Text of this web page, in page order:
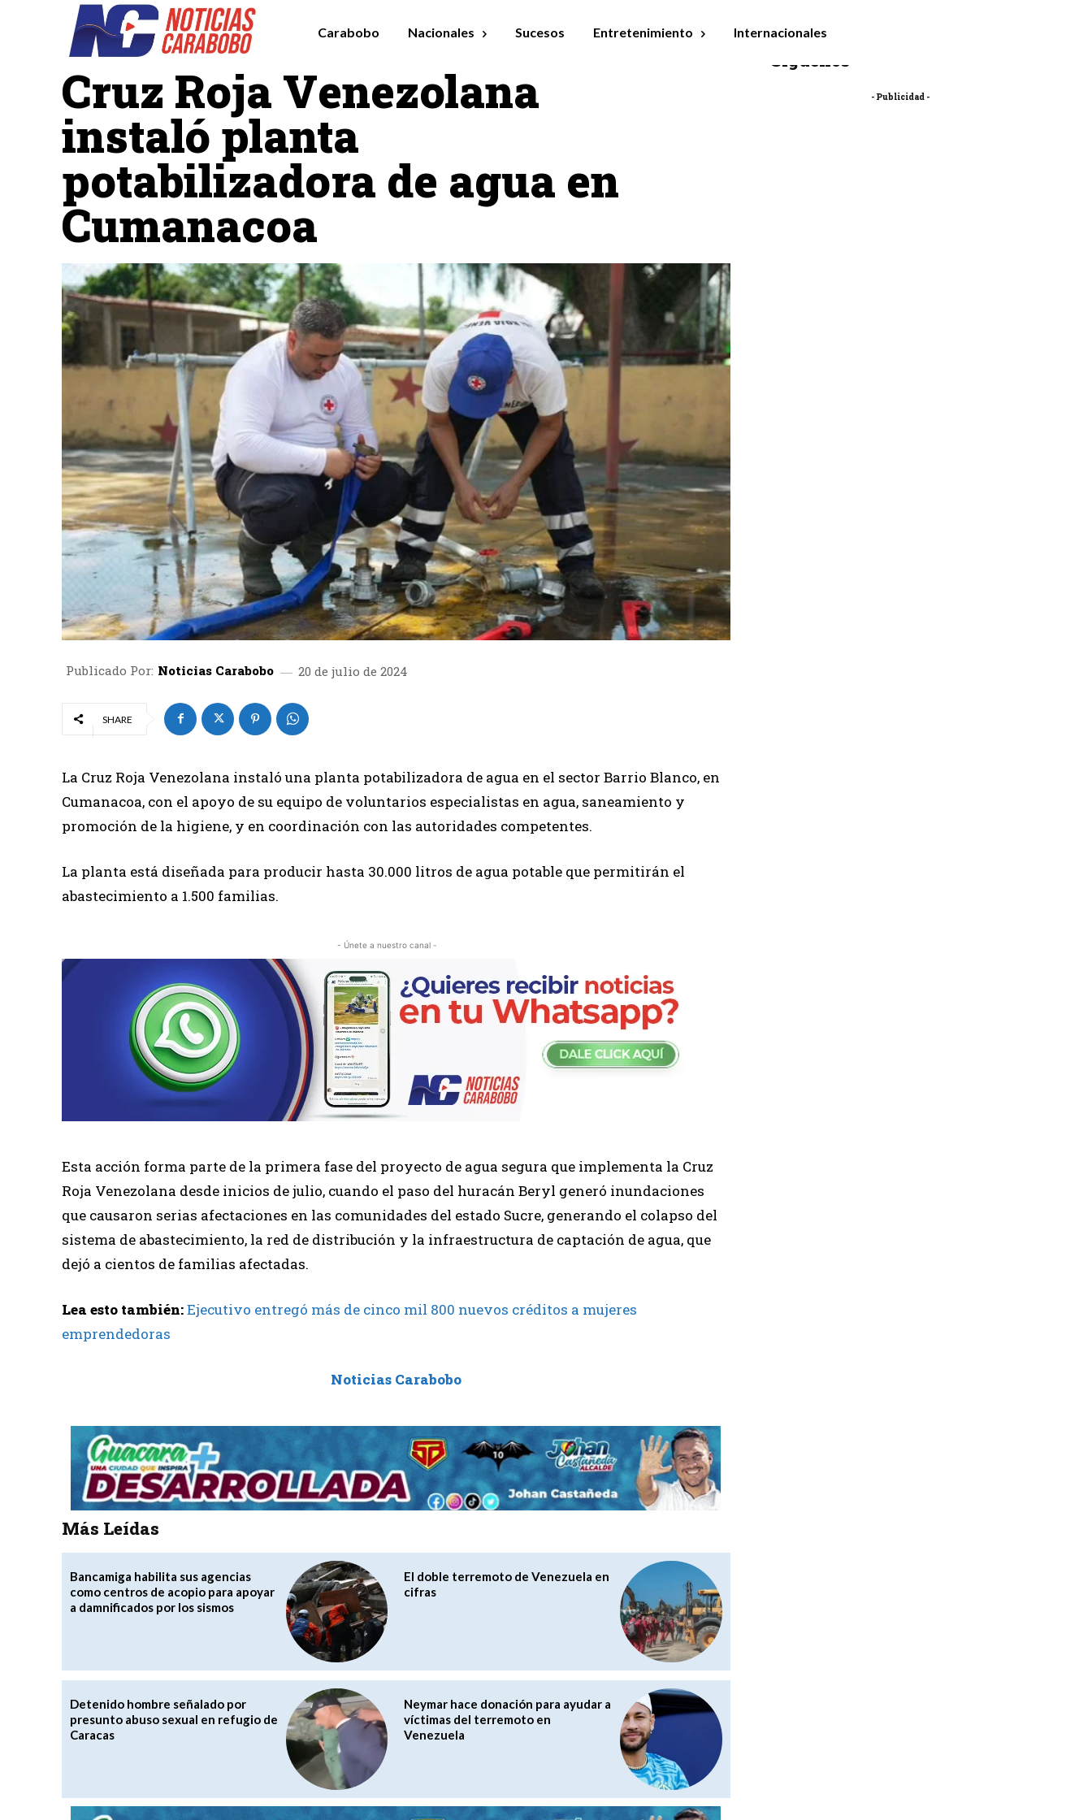
Carabobo Nacionales Sucesos Entretenimiento Internacionales
Nacionales
Cruz Roja Venezolana
instaló planta
potabilizadora de agua en
Cumanacoa
Publicado Por: Noticias Carabobo 20 de julio de 2024
SHARE
La Cruz Roja Venezolana instaló una planta potabilizadora de agua en el sector Barrio Blanco, en
Cumanacoa, con el apoyo de su equipo de voluntarios especialistas en agua, saneamiento y
promoción de la higiene, y en coordinación con las autoridades competentes.
La planta está diseñada para producir hasta 30.000 litros de agua potable que permitirán el
abastecimiento a 1.500 familias.
- Únete a nuestro canal -
Esta acción forma parte de la primera fase del proyecto de agua segura que implementa la Cruz
Roja Venezolana desde inicios de julio, cuando el paso del huracán Beryl generó inundaciones
que causaron serias afectaciones en las comunidades del estado Sucre, generando el colapso del
sistema de abastecimiento, la red de distribución y la infraestructura de captación de agua, que
dejó a cientos de familias afectadas.
Lea esto también:Ejecutivo entregó más de cinco mil 800 nuevos créditos a mujeres
emprendedoras
Noticias Carabobo
Más Leídas
Bancamiga habilita sus agencias
como centros de acopio para apoyar
a damnificados por los sismos
El doble terremoto de Venezuela en
cifras
Detenido hombre señalado por
presunto abuso sexual en refugio de
Caracas
Neymar hace donación para ayudar a
víctimas del terremoto en
Venezuela
Síguenos
- Publicidad -